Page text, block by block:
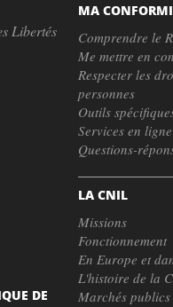
Libertés
MA
Comprendre le
Me mettre en
Respecter les
personnes
Outils
Services en ligne
Questions-
LA CNIL
Missions
Fonctionnement
En Europe et
L'histoire de la
Marchés publics
DE